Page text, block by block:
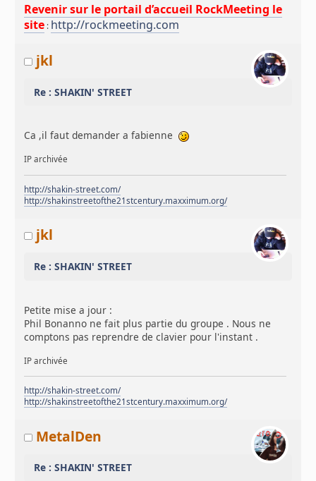
Revenir sur le portail d’accueil RockMeeting le
site : http://rockmeeting.com
jkl
Re : SHAKIN' STREET
Ca ,il faut demander a fabienne
IP archivée
http://shakin-street.com/
http://shakinstreetofthe21stcentury.maxximum.org/
jkl
Re : SHAKIN' STREET
Petite mise a jour :
Phil Bonanno ne fait plus partie du groupe . Nous ne
comptons pas reprendre de clavier pour l'instant .
IP archivée
http://shakin-street.com/
http://shakinstreetofthe21stcentury.maxximum.org/
MetalDen
Re : SHAKIN' STREET